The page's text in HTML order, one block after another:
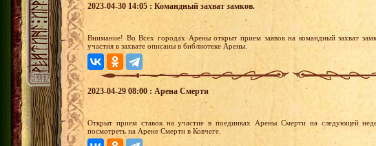
2023-04-30 14:05 : Командный захват замков.
Внимание! Во Всех городах Арены открыт прием заявок на командный захват
участия в захвате описаны в библиотеке Арены.
2023-04-29 08:00 : Арена Смерти
Открыт прием ставок на участие в поединках Арены Смерти на следующей
посмотреть на Арене Смерти в Ковчеге.